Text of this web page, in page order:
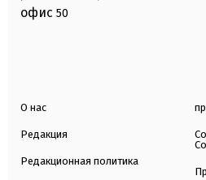
офис 50
О нас
Редакция
Редакционная политика